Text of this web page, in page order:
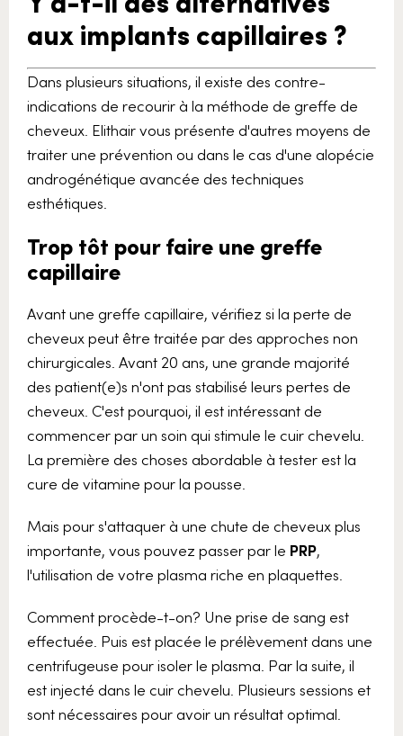
aux implants capillaires ?
Dans plusieurs situations, il existe des contre-
indications de recourir à la méthode de greffe de
cheveux. Elithair vous présente d'autres moyens de
traiter une prévention ou dans le cas d'une alopécie
androgénétique avancée des techniques
esthétiques.
Trop tôt pour faire une greffe
capillaire
Avant une greffe capillaire, vérifiez si la perte de
cheveux peut être traitée par des approches non
chirurgicales. Avant 20 ans, une grande majorité
des patient(e)s n'ont pas stabilisé leurs pertes de
cheveux. C'est pourquoi, il est intéressant de
commencer par un soin qui stimule le cuir chevelu.
La première des choses abordable à tester est la
cure de vitamine pour la pousse.
Mais pour s'attaquer à une chute de cheveux plus
importante, vous pouvez passer par le PRP,
l'utilisation de votre plasma riche en plaquettes.
Comment procède-t-on? Une prise de sang est
effectuée. Puis est placée le prélèvement dans une
centrifugeuse pour isoler le plasma. Par la suite, il
est injecté dans le cuir chevelu. Plusieurs sessions et
sont nécessaires pour avoir un résultat optimal.